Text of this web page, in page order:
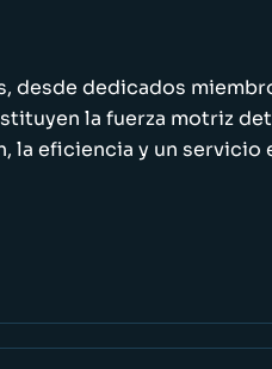
desde dedicados
la fuerza motriz
la eficiencia y un servicio